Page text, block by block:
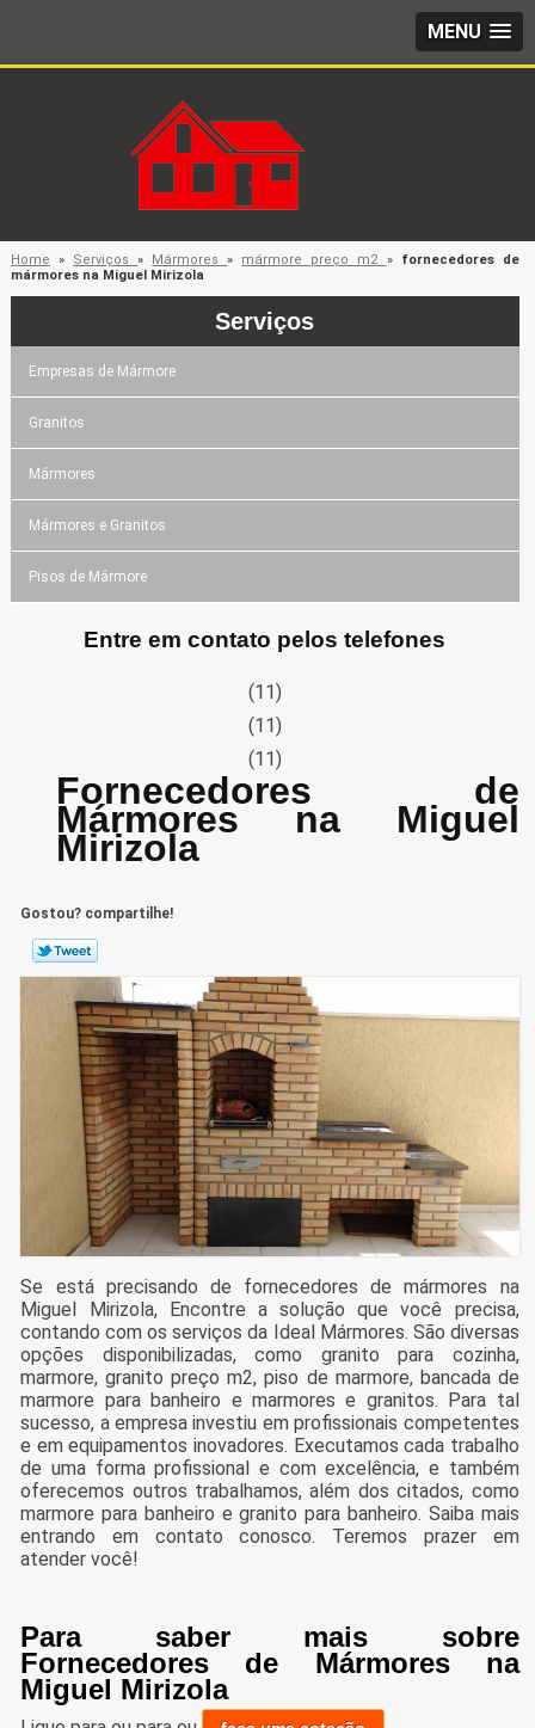
MENU
Home » Serviços» Mármores» mármore preço m2 »
fornecedores de
mármores na Miguel Mirizola
Serviços
Empresas de Mármore
Granitos
Mármores
Mármores e Granitos
Pisos de Mármore
Entre em contato pelos telefones
(11)
(11)
(11)
Fornecedores de
Mármores na Miguel
Mirizola
Gostou? compartilhe!
Se está precisando de fornecedores de mármores na
Miguel Mirizola, Encontre a solução que você precisa,
contando com os serviços da Ideal Mármores. São diversas
opções disponibilizadas, como granito para cozinha,
marmore, granito preço m2, piso de marmore, bancada de
marmore para banheiro e marmores e granitos. Para tal
sucesso, a empresa investiu em profissionais competentes
e em equipamentos inovadores. Executamos cada trabalho
de uma forma profissional e com excelência, e também
oferecemos outros trabalhamos, além dos citados, como
marmore para banheiro e granito para banheiro. Saiba mais
entrando em contato conosco. Teremos prazer em
atender você!
Para saber mais sobre
Fornecedores de Mármores na
Miguel Mirizola